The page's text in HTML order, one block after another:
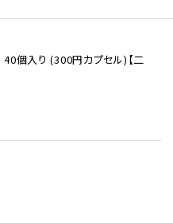
40個入り (300円カプセル)【二